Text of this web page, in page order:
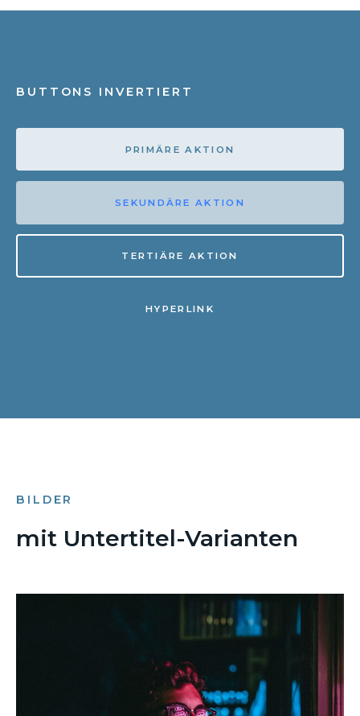
BUTTONS INVERTIERT
PRIMÄRE AKTION
SEKUNDÄRE AKTION
TERTIÄRE AKTION
HYPERLINK
BILDER
mit Untertitel-Varianten